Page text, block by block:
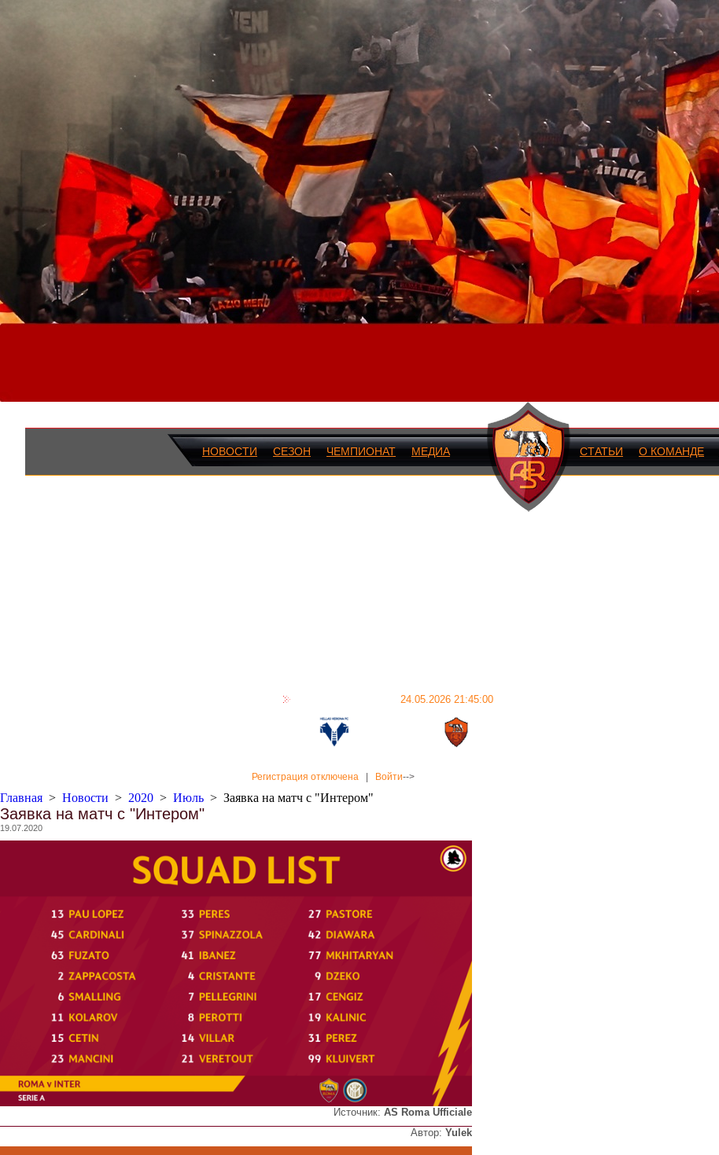
НОВОСТИ СЕЗОН ЧЕМПИОНАТ МЕДИА СТАТЬИ О КОМАНДЕ
24.05.2026 21:45:00
Регистрация отключена Войти-->
Главная > Новости > 2020 > Июль > Заявка на матч с "Интером"
Заявка на матч с "Интером"
19.07.2020
Источник: AS Roma Ufficiale
Автор: Yulek